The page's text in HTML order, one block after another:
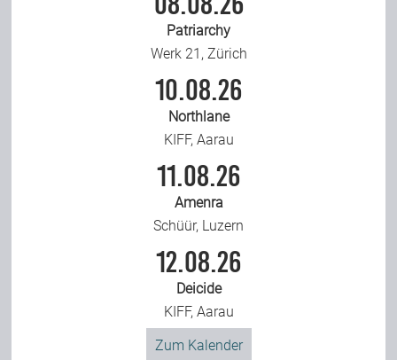
Patriarchy
Werk 21, Zürich
10.08.26
Northlane
KIFF, Aarau
11.08.26
Amenra
Schüür, Luzern
12.08.26
Deicide
KIFF, Aarau
Zum Kalender